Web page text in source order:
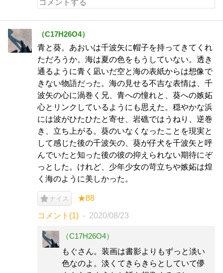
（C17H26O4）
青と葵。あおいは千波矢に帽子を持ってきてくれ
ただろうか。海は夏の色をもうしていない。透き
通るように青く凪いだ空と海の表紙からは想像で
きない物語だった。海の見せる不吉な表情は、千
波矢の心に渦巻く兄、青への憧れと、葵への嫉妬
心とリンクしているようにも思えた。穏やかな浜
には波がひたひたと寄せ、岩礁ではうねり、逆巻
き、立ち上がる。葵のいなくなったことを現実と
して感じた後の千波矢の、葵が仔犬を千波矢と呼
んでいたと知った後の彼の抑えられない期待にぞ
っとした。けれど、少年少女の苛立ちや嫉妬は煌
く海のように美しかった。
ナイス ★88
コメント(1) 2020/08/23
（C17H26O4）
もぐさん。装画は書影よりもずっと淡い
色なのよ。淡くてきらきらとしていて儚